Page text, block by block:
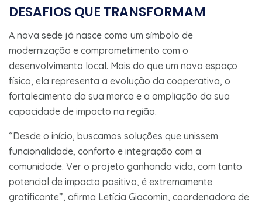
DESAFIOS QUE TRANSFORMAM
A nova sede já nasce como um símbolo de
modernização e comprometimento com o
desenvolvimento local. Mais do que um novo espaço
físico, ela representa a evolução da cooperativa, o
fortalecimento da sua marca e a ampliação da sua
capacidade de impacto na região.
“Desde o início, buscamos soluções que unissem
funcionalidade, conforto e integração com a
comunidade. Ver o projeto ganhando vida, com tanto
potencial de impacto positivo, é extremamente
gratificante”, afirma Letícia Giacomin, coordenadora de